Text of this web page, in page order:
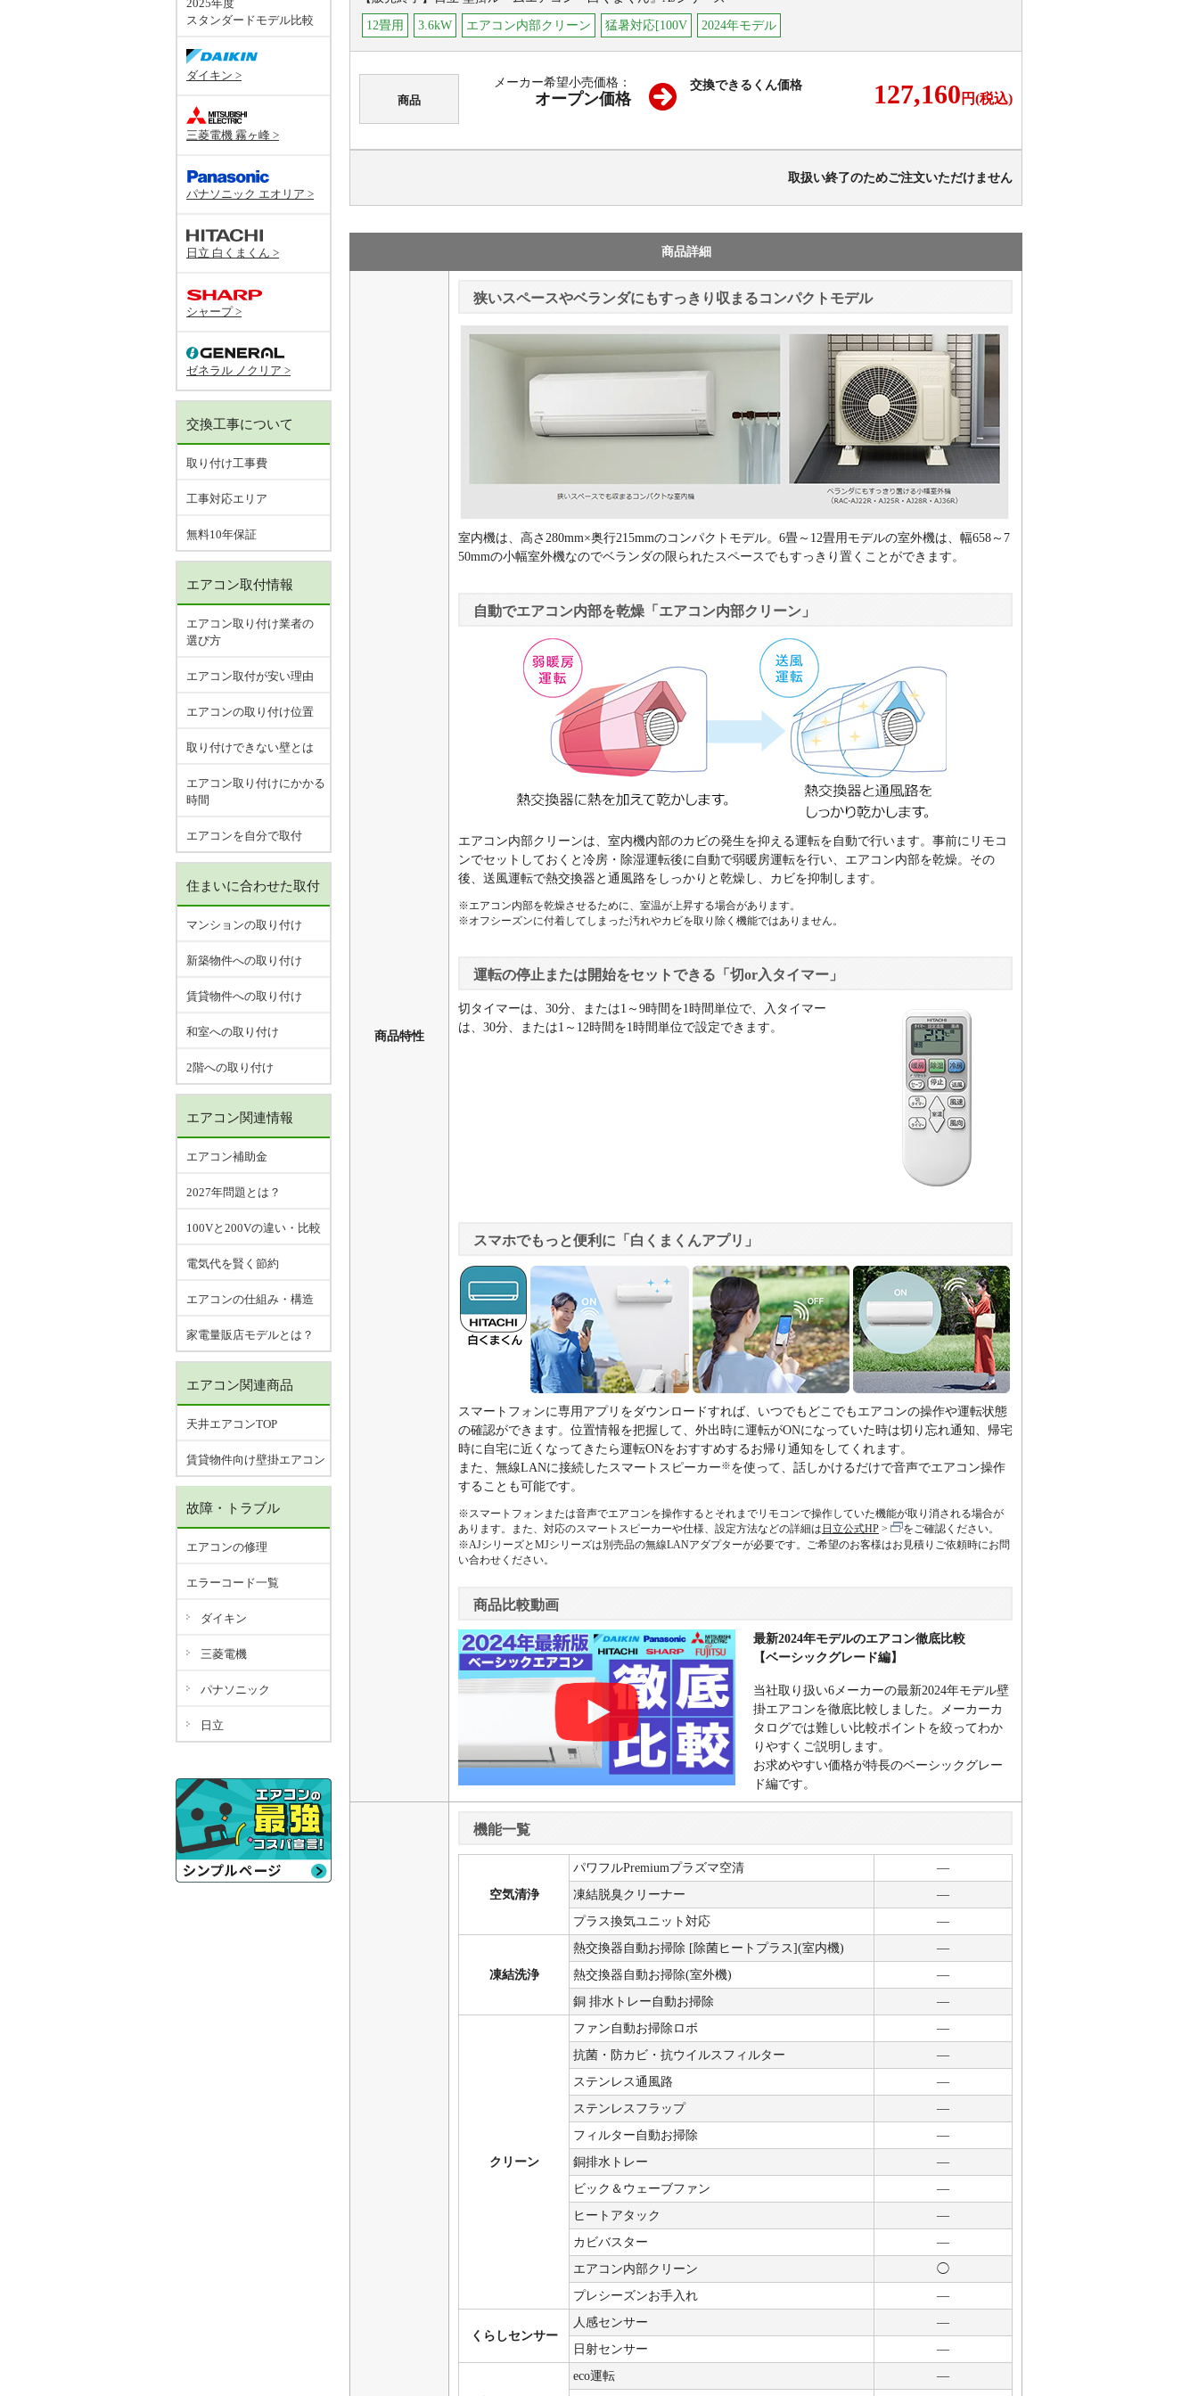
12畳用 3.6kW エアコン内部クリーン 猛暑対応[100V 2024年モデル
商品
メーカー希望小売価格：
オープン価格
交換できるくん価格 127,160 円(税込)
取扱い終了のためご注文いただけません
商品詳細
商品特性
狭いスペースやベランダにもすっきり収まるコンパクトモデル
室内機は、高さ280mm×奥行215mmのコンパクトモデル。6畳～12畳用モデルの室外機は、幅658～7
50mmの小幅室外機なのでベランダの限られたスペースでもすっきり置くことができます。
自動でエアコン内部を乾燥「エアコン内部クリーン」
エアコン内部クリーンは、室内機内部のカビの発生を抑える運転を自動で行います。事前にリモコ
ンでセットしておくと冷房・除湿運転後に自動で弱暖房運転を行い、エアコン内部を乾燥。その
後、送風運転で熱交換器と通風路をしっかりと乾燥し、カビを抑制します。
※エアコン内部を乾燥させるために、室温が上昇する場合があります。
※オフシーズンに付着してしまった汚れやカビを取り除く機能ではありません。
運転の停止または開始をセットできる「切or入タイマー」
切タイマーは、30分、または1～9時間を1時間単位で、入タイマー
は、30分、または1～12時間を1時間単位で設定できます。
スマホでもっと便利に「白くまくんアプリ」
スマートフォンに専用アプリをダウンロードすれば、いつでもどこでもエアコンの操作や運転状態
の確認ができます。位置情報を把握して、外出時に運転がONになっていた時は切り忘れ通知、帰宅
時に自宅に近くなってきたら運転ONをおすすめするお帰り通知をしてくれます。
また、無線LANに接続したスマートスピーカー※を使って、話しかけるだけで音声でエアコン操作
することも可能です。
※スマートフォンまたは音声でエアコンを操作するとそれまでリモコンで操作していた機能が取り消される場合が
あります。また、対応のスマートスピーカーや仕様、設定方法などの詳細は 日立公式HP
をご確認ください。
※AJシリーズとMJシリーズは別売品の無線LANアダプターが必要です。ご希望のお客様はお見積りご依頼時にお問
い合わせください。
商品比較動画
最新2024年モデルのエアコン徹底比較
【ベーシックグレード編】
当社取り扱い6メーカーの最新2024年モデル壁
掛エアコンを徹底比較しました。メーカーカ
タログでは難しい比較ポイントを絞ってわか
りやすくご説明します。
お求めやすい価格が特長のベーシックグレー
ド編です。
機能一覧
空気清浄
パワフルPremiumプラズマ空清
―
凍結脱臭クリーナー
―
プラス換気ユニット対応
―
凍結洗浄
熱交換器自動お掃除 [除菌ヒートプラス](室内機)
―
熱交換器自動お掃除(室外機)
―
銅 排水トレー自動お掃除
―
クリーン
ファン自動お掃除ロボ
―
抗菌・防カビ・抗ウイルスフィルター
―
ステンレス通風路
―
ステンレスフラップ
―
フィルター自動お掃除
―
銅排水トレー
―
ビック＆ウェーブファン
―
ヒートアタック
―
カビバスター
―
エアコン内部クリーン
◯
プレシーズンお手入れ
―
くらしセンサー
人感センサー
―
日射センサー
―
eco運転
―
2025年度
スタンダードモデル比較
ダイキン >
三菱電機 霧ヶ峰 >
パナソニック エオリア >
日立 白くまくん >
シャープ >
ゼネラル ノクリア >
交換工事について
取り付け工事費
工事対応エリア
無料10年保証
エアコン取付情報
エアコン取り付け業者の
選び方
エアコン取付が安い理由
エアコンの取り付け位置
取り付けできない壁とは
エアコン取り付けにかかる
時間
エアコンを自分で取付
住まいに合わせた取付
マンションの取り付け
新築物件への取り付け
賃貸物件への取り付け
和室への取り付け
2階への取り付け
エアコン関連情報
エアコン補助金
2027年問題とは？
100Vと200Vの違い・比較
電気代を賢く節約
エアコンの仕組み・構造
家電量販店モデルとは？
エアコン関連商品
天井エアコンTOP
賃貸物件向け壁掛エアコン
故障・トラブル
エアコンの修理
エラーコード一覧
ダイキン
三菱電機
パナソニック
日立